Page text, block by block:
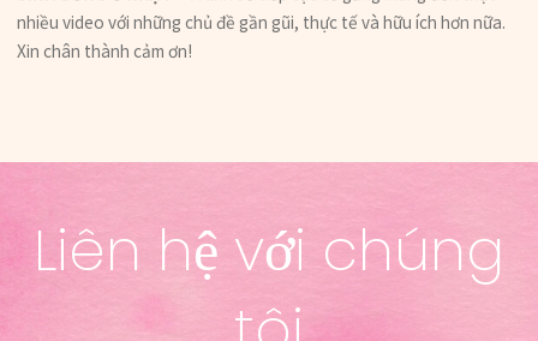
nhiều video với những chủ đề gần gũi, thực tế và hữu ích hơn nữa.
Xin chân thành cảm ơn!
Liên hệ với chúng